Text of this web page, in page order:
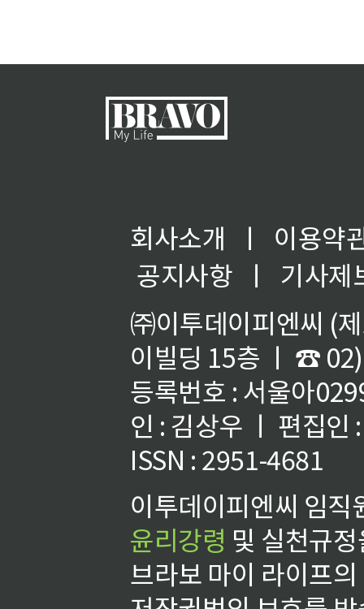
회사소개 ㅣ
이용약
공지사항
ㅣ
기사제
㈜이투데이피엔씨 (
이빌딩 15층 ㅣ ☎
등록번호 : 서울아
인 : 김상우 ㅣ 편집인
ISSN : 2951-4681
이투데이피엔씨 임
윤리강령 및 실천규
브라보 마이 라이프